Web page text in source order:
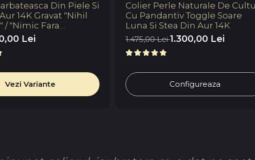
Din Piele Si
14K Gravat "Nihil
/ "Nimic Fara
Dumnezeu" Reglabila
Lei
Vezi Variante
Colier Perle Naturale De
Cu Pandantiv Toggle Soare
Luna Si Stea Din Aur 14K
1.475,00 Lei1.300,00 Lei
Configureaza